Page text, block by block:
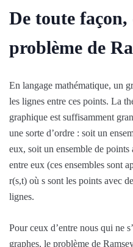
De toute
problème de
En langage mathématique, un
les lignes entre ces points. La
graphique est suffisamment
une sorte d’ordre : soit un
eux, soit un ensemble de points
entre eux (ces ensembles sont
r(s,t) où s sont les points avec
lignes.
Pour ceux d’entre nous qui ne
graphes, le problème de